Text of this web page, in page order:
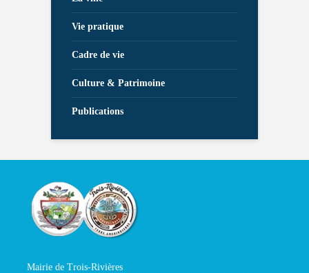
Vie pratique
Cadre de vie
Culture & Patrimoine
Publications
Mairie de Trois-Rivières